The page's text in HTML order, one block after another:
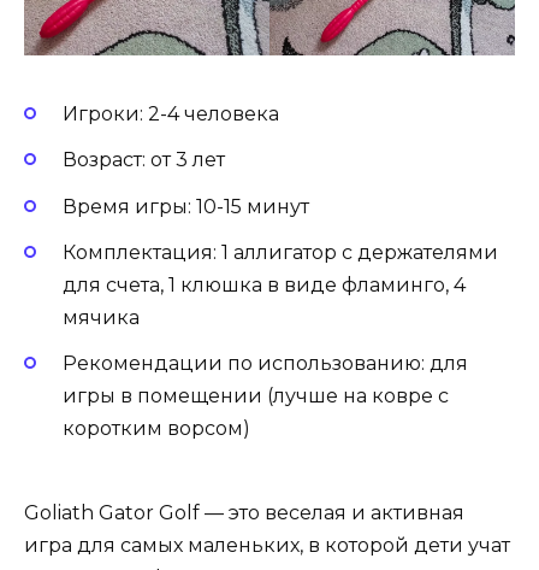
Игроки: 2-4 человека
Возраст: от 3 лет
Время игры: 10-15 минут
Комплектация: 1 аллигатор с держателями
для счета, 1 клюшка в виде фламинго, 4
мячика
Рекомендации по использованию: для
игры в помещении (лучше на ковре с
коротким ворсом)
Goliath Gator Golf — это веселая и активная
игра для самых маленьких, в которой дети учат